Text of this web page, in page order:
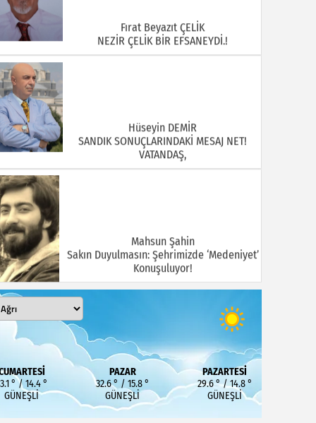
Fırat Beyazıt ÇELİK
NEZİR ÇELİK BİR EFSANEYDİ.!
Hüseyin DEMİR
SANDIK SONUÇLARINDAKİ MESAJ NET!
VATANDAŞ,
Mahsun Şahin
Sakın Duyulmasın: Şehrimizde ‘Medeniyet’
Konuşuluyor!
MEHMET KOÇ
DOĞUBAYAZIT ASLINDA BİR İNANÇ
MERKEZİDİR
° / 14.4 °
GÜNEŞLI
PAZAR
32.6 ° / 15.8 °
GÜNEŞLI
PAZARTESI
29.6 ° / 14.8 °
GÜNEŞLI